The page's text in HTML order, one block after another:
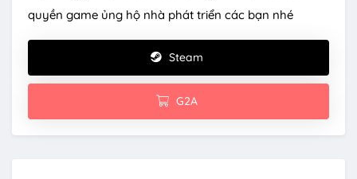
quyền game ủng hộ nhà phát triển các bạn nhé
Steam
G2A